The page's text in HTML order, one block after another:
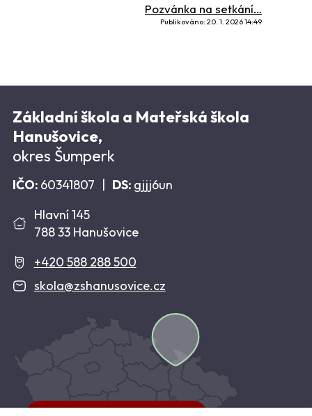
Pozvánka na setkání…
Publikováno: 20. 1. 2026 14:49
Základní škola a Mateřská škola
Hanušovice,
okres Šumperk
IČO: 60341807 DS: gjjj6un
Hlavní 145
788 33 Hanušovice
+420 588 288 500
skola@zshanusovice.cz